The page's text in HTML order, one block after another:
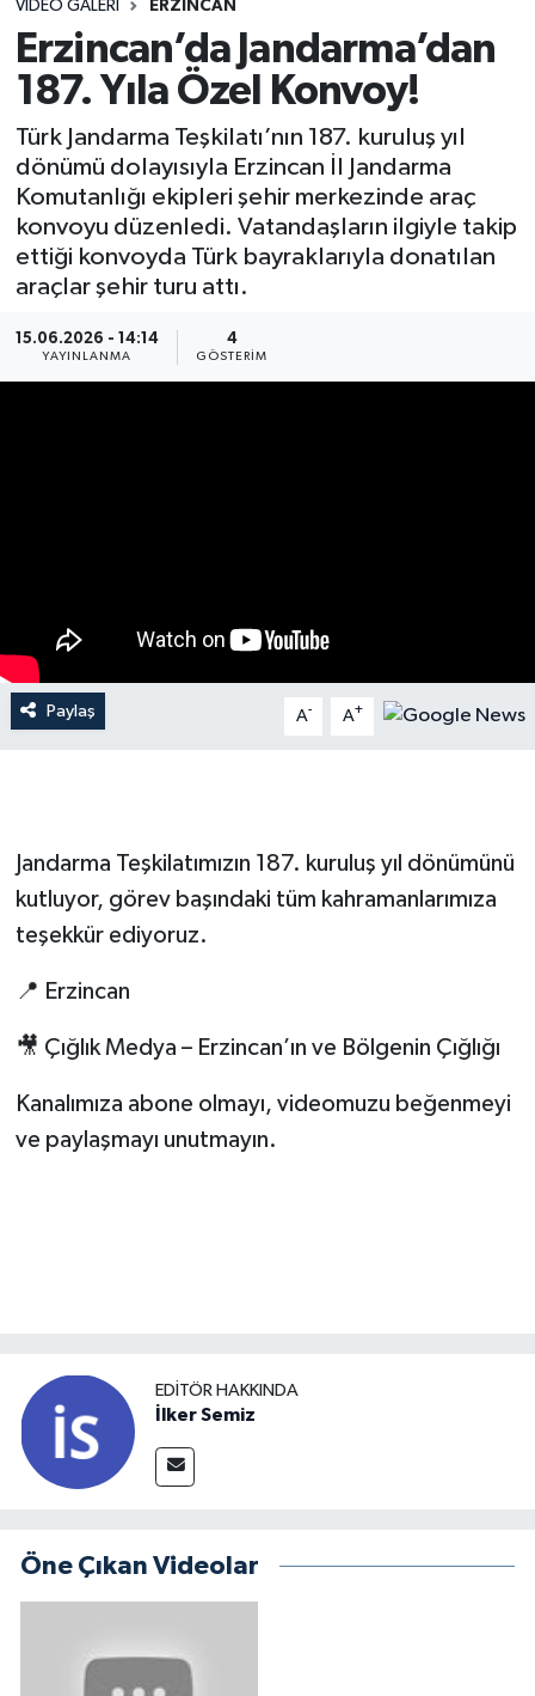
VIDEO GALERI ERZINCAN
Erzincan’da Jandarma’dan
187. Yıla Özel Konvoy!
Türk Jandarma Teşkilatı’nın 187. kuruluş yıl
dönümü dolayısıyla Erzincan İl Jandarma
Komutanlığı ekipleri şehir merkezinde araç
konvoyu düzenledi. Vatandaşların ilgiyle takip
ettiği konvoyda Türk bayraklarıyla donatılan
araçlar şehir turu attı.
15.06.2026 - 14:14
YAYINLANMA
4
GÖSTERIM
Paylaş A- A+
Jandarma Teşkilatımızın 187. kuruluş yıl dönümünü
kutluyor, görev başındaki tüm kahramanlarımıza
teşekkür ediyoruz.
📍 Erzincan
🎥 Çığlık Medya – Erzincan’ın ve Bölgenin Çığlığı
Kanalımıza abone olmayı, videomuzu beğenmeyi
ve paylaşmayı unutmayın.
EDITÖR HAKKINDA
İlker Semiz
Öne Çıkan Videolar